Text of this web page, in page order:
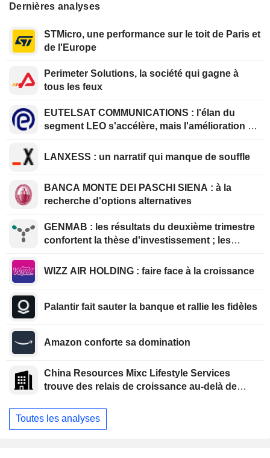
Dernières analyses
STMicro, une performance sur le toit de Paris et
de l'Europe
Perimeter Solutions, la société qui gagne à
tous les feux
EUTELSAT COMMUNICATIONS : l'élan du
segment LEO s'accélère, mais l'amélioration de
LANXESS : un narratif qui manque de souffle
BANCA MONTE DEI PASCHI SIENA : à la
recherche d'options alternatives
GENMAB : les résultats du deuxième trimestre
confortent la thèse d'investissement ; les
WIZZ AIR HOLDING : faire face à la croissance
Palantir fait sauter la banque et rallie les fidèles
Amazon conforte sa domination
China Resources Mixc Lifestyle Services
trouve des relais de croissance au-delà de
Toutes les analyses